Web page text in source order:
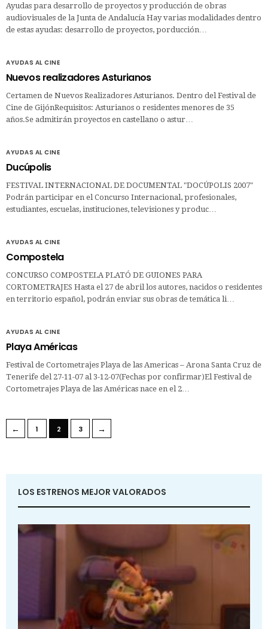
Ayudas para desarrollo de proyectos y producción de obras
audiovisuales de la Junta de Andalucía Hay varias modalidades dentro
de estas ayudas: desarrollo de proyectos, porducción…
AYUDAS AL CINE
Nuevos realizadores Asturianos
Certamen de Nuevos Realizadores Asturianos. Dentro del Festival de
Cine de GijónRequisitos: Asturianos o residentes menores de 35
años.Se admitirán proyectos en castellano o astur…
AYUDAS AL CINE
Ducúpolis
FESTIVAL INTERNACIONAL DE DOCUMENTAL "DOCÚPOLIS 2007"
Podrán participar en el Concurso Internacional, profesionales,
estudiantes, escuelas, instituciones, televisiones y produc…
AYUDAS AL CINE
Compostela
CONCURSO COMPOSTELA PLATÓ DE GUIONES PARA
CORTOMETRAJES Hasta el 27 de abril los autores, nacidos o residentes
en territorio español, podrán enviar sus obras de temática li…
AYUDAS AL CINE
Playa Américas
Festival de Cortometrajes Playa de las Americas – Arona Santa Cruz de
Tenerife del 27-11-07 al 3-12-07(Fechas por confirmar)El Festival de
Cortometrajes Playa de las Américas nace en el 2…
← 1 2 3 →
LOS ESTRENOS MEJOR VALORADOS